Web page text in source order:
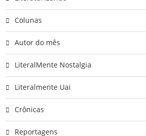
Colunas
Autor do mês
LiteralMente Nostalgia
Literalmente Uai
Crônicas
Reportagens